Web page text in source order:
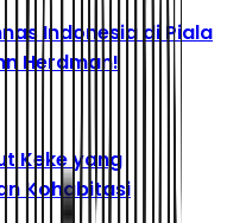
Indonesia di Piala
Herdman!
Keke yang
Kohabitasi